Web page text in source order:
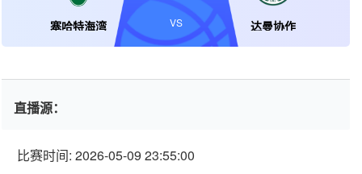
塞哈特海湾 达曼协作
VS
直播源：
比赛时间: 2026-05-09 23:55:00